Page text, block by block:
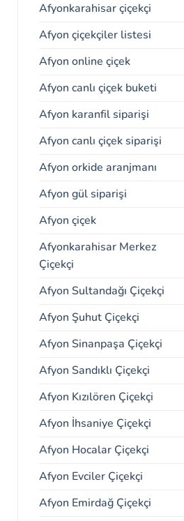
Afyonkarahisar çiçekçi
Afyon çiçekçiler listesi
Afyon online çiçek
Afyon canlı çiçek buketi
Afyon karanfil siparişi
Afyon canlı çiçek siparişi
Afyon orkide aranjmanı
Afyon gül siparişi
Afyon çiçek
Afyonkarahisar Merkez
Çiçekçi
Afyon Sultandağı Çiçekçi
Afyon Şuhut Çiçekçi
Afyon Sinanpaşa Çiçekçi
Afyon Sandıklı Çiçekçi
Afyon Kızılören Çiçekçi
Afyon İhsaniye Çiçekçi
Afyon Hocalar Çiçekçi
Afyon Evciler Çiçekçi
Afyon Emirdağ Çiçekçi